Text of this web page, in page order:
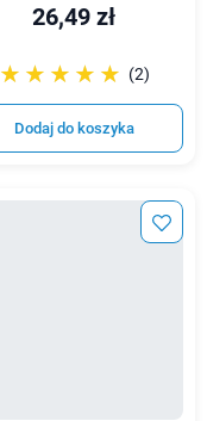
26,49 zł
☆☆☆☆☆
★★★★★ (2)
Dodaj do koszyka